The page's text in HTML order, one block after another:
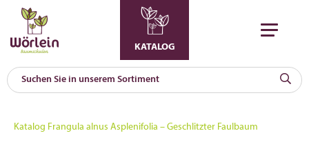
KATALOG
Katalog Frangula alnus Asplenifolia – Geschlitzter Faulbaum